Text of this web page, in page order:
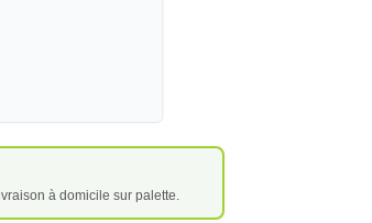
à domicile sur palette.